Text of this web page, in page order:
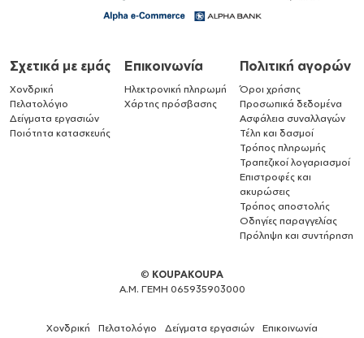
Σχετικά με εμάς
Χονδρική
Πελατολόγιο
Δείγματα εργασιών
Ποιότητα κατασκευής
Επικοινωνία
Ηλεκτρονική πληρωμή
Χάρτης πρόσβασης
Πολιτική αγορών
Όροι χρήσης
Προσωπικά δεδομένα
Ασφάλεια συναλλαγών
Τέλη και δασμοί
Τρόπος πληρωμής
Τραπεζικοί λογαριασμοί
Επιστροφές και
ακυρώσεις
Τρόπος αποστολής
Οδηγίες παραγγελίας
Πρόληψη και συντήρηση
© KOUPAKOUPA
Α.Μ. ΓΕΜΗ 065935903000
Χονδρική Πελατολόγιο Δείγματα εργασιών Επικοινωνία